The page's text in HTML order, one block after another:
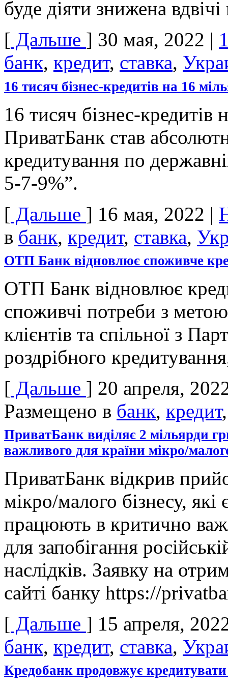
буде діяти знижена
[ Дальше ] 30 мая, 2022 |
банк, кредит, ставка,
16 тисяч бізнес-кредитів на 16
16 тисяч бізнес-кредитів
ПриватБанк став
кредитування по
5-7-9%”.
[ Дальше ] 16 мая, 2022 |
в банк, кредит, ставка,
ОТП Банк відновлює споживче
ОТП Банк відновлює
споживчі потреби з
клієнтів та спільної з
роздрібного
[ Дальше ] 20 апреля,
Размещено в банк, кредит
ПриватБанк виділяє 2 мільярди
важливого для країни мікро/
ПриватБанк відкрив
мікро/малого бізнесу,
працюють в критично
для запобігання
наслідків. Заявку на
сайті банку https://
[ Дальше ] 15 апреля,
банк, кредит, ставка,
Кредобанк продовжує кредитувати